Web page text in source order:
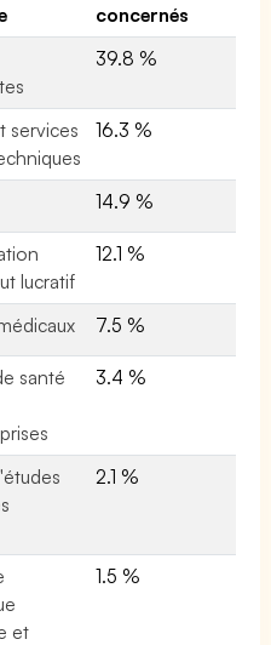
concernés
39.8 %
services
16.3 %
14.9 %
lucratif
12.1 %
7.5 %
santé
3.4 %
2.1 %
et
1.5 %